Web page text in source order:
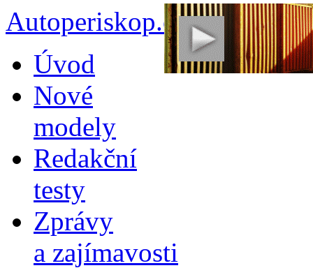
Autoperiskop.cz –
obsahu
webu
Úvod
Nové
modely
Redakční
testy
Zprávy
a zajímavosti